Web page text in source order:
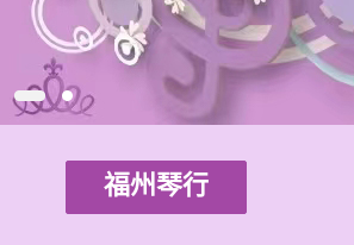
福州琴行